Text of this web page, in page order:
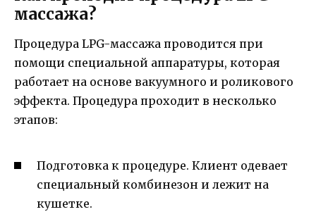
массажа?
Процедура LPG-массажа проводится при
помощи специальной аппаратуры, которая
работает на основе вакуумного и роликового
эффекта. Процедура проходит в несколько
этапов:
Подготовка к процедуре. Клиент одевает
специальный комбинезон и лежит на
кушетке.